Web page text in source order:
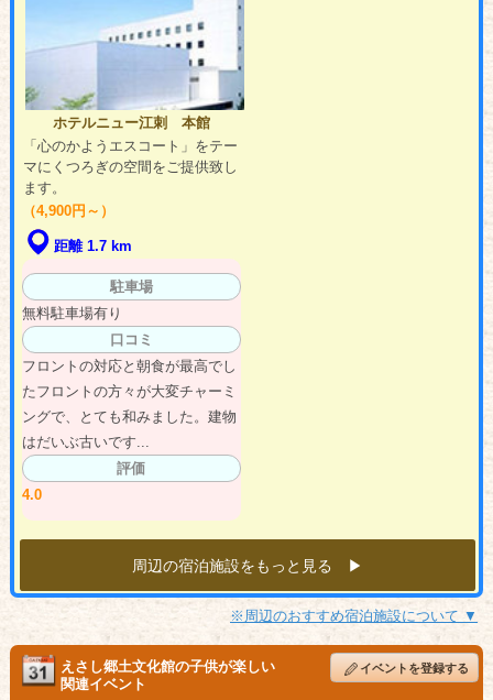
ホテルニュー江刺 本館
「心のかようエスコート」をテー
マにくつろぎの空間をご提供致し
ます。
（4,900円～）
距離 1.7 km
駐車場
無料駐車場有り
口コミ
フロントの対応と朝食が最高でし
たフロントの方々が大変チャーミ
ングで、とても和みました。建物
はだいぶ古いです...
評価
4.0
周辺の宿泊施設をもっと見る ▶︎
※周辺のおすすめ宿泊施設について ▼
えさし郷土文化館の子供が楽しい
関連イベント
イベントを登録する